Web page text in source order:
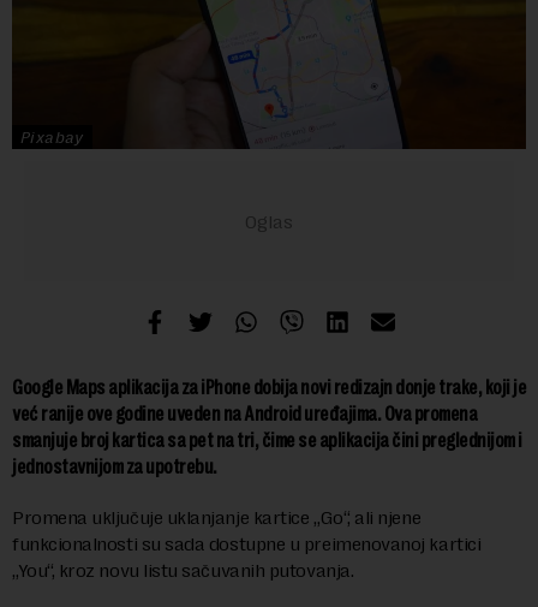
Pixabay
Google Maps aplikacija za iPhone dobija novi redizajn donje trake, koji je
već ranije ove godine uveden na Android uređajima. Ova promena
smanjuje broj kartica sa pet na tri, čime se aplikacija čini preglednijom i
jednostavnijom za upotrebu.
Promena uključuje uklanjanje kartice „Go“, ali njene
funkcionalnosti su sada dostupne u preimenovanoj kartici
„You“, kroz novu listu sačuvanih putovanja.